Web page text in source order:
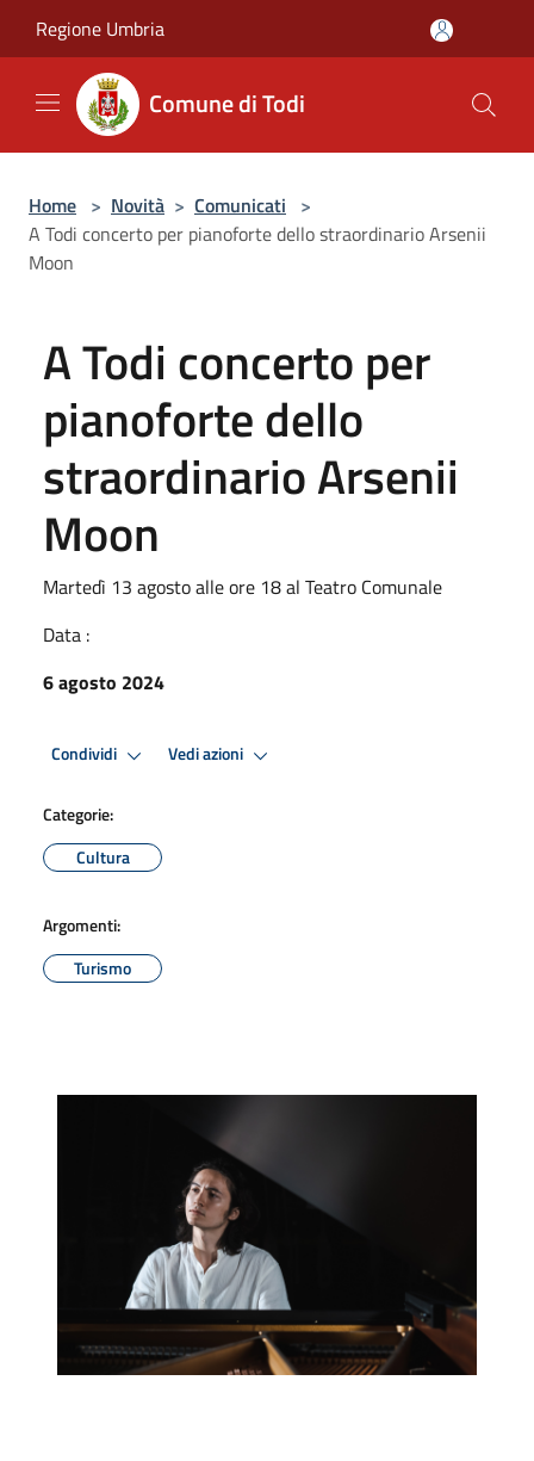
Regione Umbria
Comune di Todi
Home > Novità > Comunicati >
A Todi concerto per pianoforte dello straordinario Arsenii
Moon
A Todi concerto per
pianoforte dello
straordinario Arsenii
Moon
Martedì 13 agosto alle ore 18 al Teatro Comunale
Data :
6 agosto 2024
Condividi Vedi azioni
Categorie:
Cultura
Argomenti:
Turismo